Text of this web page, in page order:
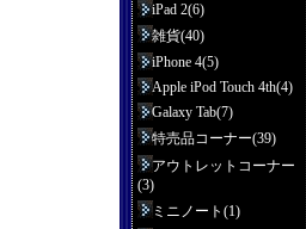
iPad 2(6)
雑貨(40)
iPhone 4(5)
Apple iPod Touch 4th(4)
Galaxy Tab(7)
特売品コーナー(39)
アウトレットコーナー
(3)
ミニノート(1)